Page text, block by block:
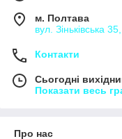
м. Полтава
вул. Зіньківська
Контакти
Сьогодні
Показати весь
Про нас